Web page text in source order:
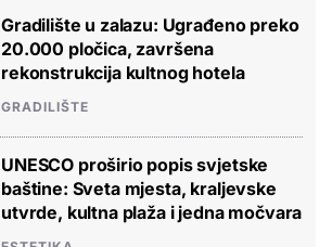
Gradilište u zalazu: Ugrađeno preko
20.000 pločica, završena
rekonstrukcija kultnog hotela
GRADILIŠTE
UNESCO proširio popis svjetske
baštine: Sveta mjesta, kraljevske
utvrde, kultna plaža i jedna močvara